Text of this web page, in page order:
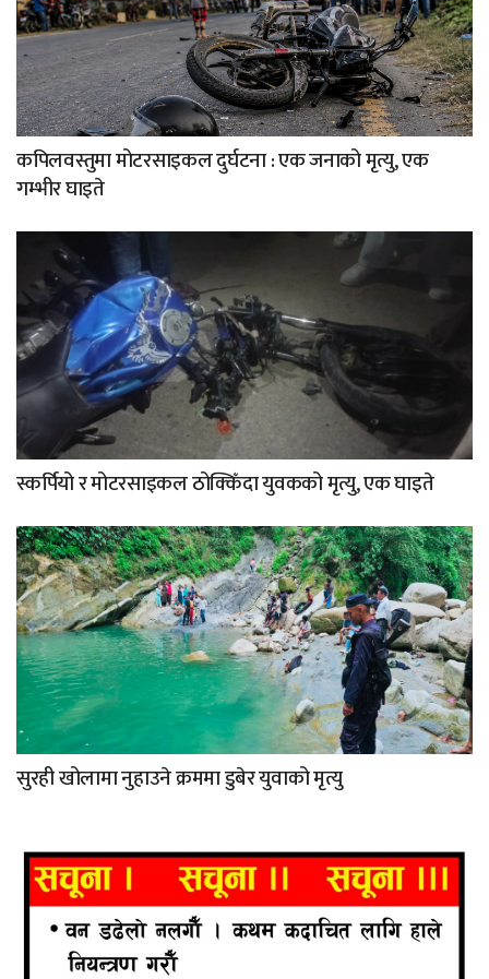
कपिलवस्तुमा मोटरसाइकल दुर्घटना : एक जनाको मृत्यु, एक
गम्भीर घाइते
स्कर्पियो र मोटरसाइकल ठोक्किँदा युवकको मृत्यु, एक घाइते
सुरही खोलामा नुहाउने क्रममा डुबेर युवाको मृत्यु